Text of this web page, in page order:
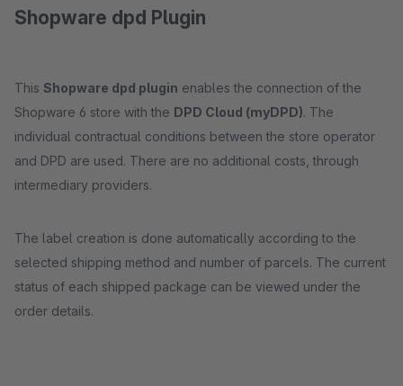
Shopware dpd Plugin
This Shopware dpd plugin enables the connection of the
Shopware 6 store with the DPD Cloud (myDPD). The
individual contractual conditions between the store operator
and DPD are used. There are no additional costs, through
intermediary providers.
The label creation is done automatically according to the
selected shipping method and number of parcels. The current
status of each shipped package can be viewed under the
order details.